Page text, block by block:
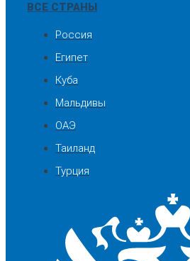
ВСЕ СТРАНЫ
Россия
Египет
Куба
Мальдивы
ОАЭ
Таиланд
Турция